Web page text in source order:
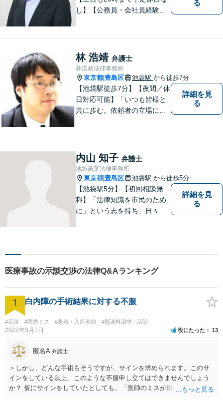
し】【公務員・会社員経験あ
産、離婚、労働、借金トラブ
ルならお任せください。【企
業側にも対応】【池袋駅5分】
る
林 浩靖 弁護士
林浩靖法律事務所
東京都 豊島区 池袋駅 から徒歩7分
【池袋駅徒歩7分】【夜間／休
日対応可能】「いつも皆様と
共に歩む。依頼者の立場に立
務など幅広く対応可能。【地
域に根ざした弁護士】依頼者
の立場から最適の解決方法を
ご提案します。
詳細を見
る
内山 知子 弁護士
池袋若葉法律事務所
東京都 豊島区 池袋駅 から徒歩5分
【池袋駅5分】【初回相談無
料】「法律知識を市民のため
に」という志を持ち、日々弁
の経験と持ち前の情熱で手厚
くサポートさせていただきま
す。【フランス語対応可能】
詳細を見
る
医療事故の示談交渉の法律Q&Aランキング
1 白内障の手術結果に対する不服
#示談 #医療ミス #患者・入所者側 #慰謝料請求・訴訟
2022年3月1日 役にたった 13
匿名A 弁護士
＞しかし、どんな手術もそうですが、サインを求められます。このサ
インをしている以上、このような不服申し立てはできませんでしょう
か？ 仮にサインをしていたとしても、「医師のミスが原因で老眼がひ